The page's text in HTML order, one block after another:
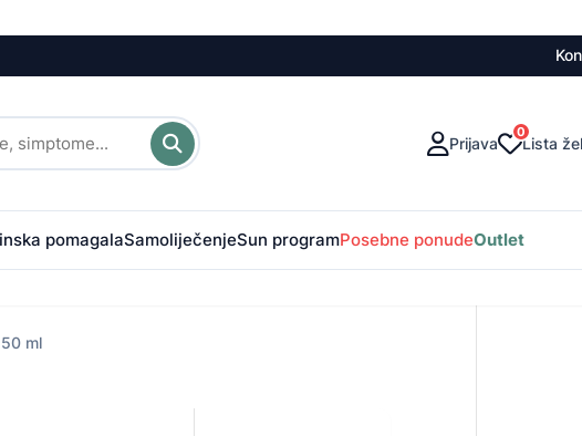
Prijava
0
Lista
pomagalaSamoliječenjeSun programPosebne ponudeOutlet
ml